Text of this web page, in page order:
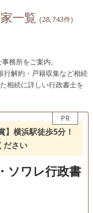
一覧 (28,743件)
務所をご案内。
行解約・戸籍収集など相続
相続に詳しい行政書士を
PR
】横浜駅徒歩5分！
ださい
ソワレ行政書